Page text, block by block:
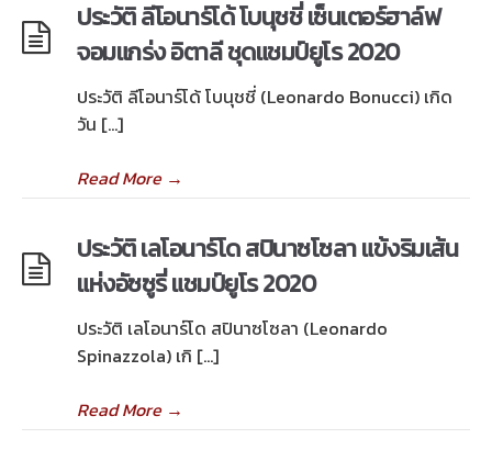
ประวัติ ลีโอนาร์โด้ โบนุชชี่ เซ็นเตอร์ฮาล์ฟ
จอมแกร่ง อิตาลี ชุดแชมป์ยูโร 2020
ประวัติ ลีโอนาร์โด้ โบนุชชี่ (Leonardo Bonucci) เกิด
วัน […]
Read More→
ประวัติ เลโอนาร์โด สปินาซโซลา แข้งริมเส้น
แห่งอัซซูรี่ แชมป์ยูโร 2020
ประวัติ เลโอนาร์โด สปินาซโซลา (Leonardo
Spinazzola) เกิ […]
Read More→